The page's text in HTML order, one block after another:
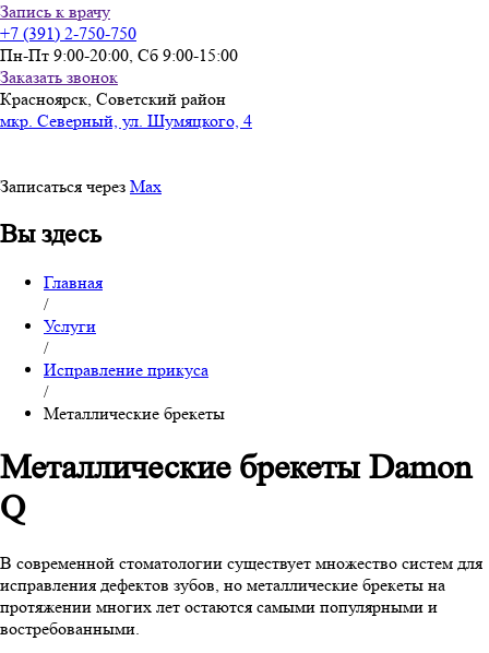
Запись к врачу
+7 (391) 2-750-750
Пн-Пт 9:00-20:00, Сб 9:00-15:00
Заказать звонок
Красноярск, Советский район
мкр. Северный, ул. Шумяцкого, 4
Записаться через Max
Вы здесь
Главная
/
Услуги
/
Исправление прикуса
/
Металлические брекеты
Металлические брекеты Damon
Q
В современной стоматологии существует множество систем для
исправления дефектов зубов, но металлические брекеты на
протяжении многих лет остаются самыми популярными и
востребованными.